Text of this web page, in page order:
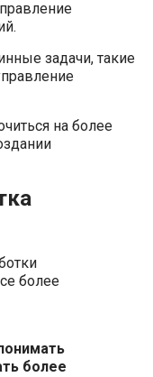
задачи, такие
на более
более
более